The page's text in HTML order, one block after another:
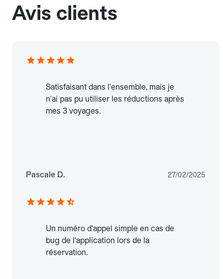
Avis clients
Satisfaisant dans l'ensemble, mais je
n'ai pas pu utiliser les réductions après
mes 3 voyages.
Pascale D. 27/02/2025
Un numéro d'appel simple en cas de
bug de l'application lors de la
réservation.